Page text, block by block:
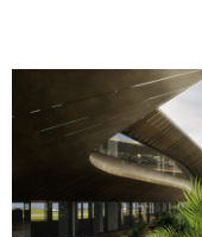
Compartilhe